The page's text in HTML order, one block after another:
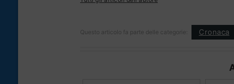
Questo articolo fa parte delle categorie: Cronaca